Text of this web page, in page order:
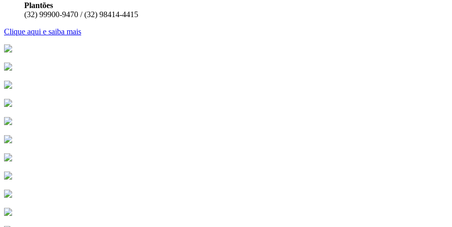
Plantões
(32) 99900-9470 / (32) 98414-4415
Clique aqui e saiba mais